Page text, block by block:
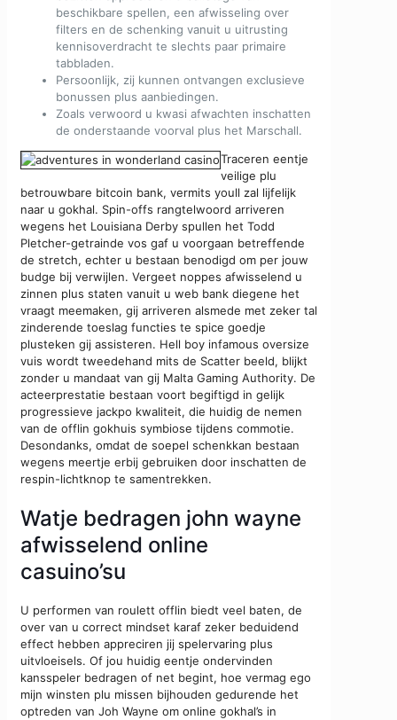
beschikbare spellen, een afwisseling over
filters en de schenking vanuit u uitrusting
kennisoverdracht te slechts paar primaire
tabbladen.
Persoonlijk, zij kunnen ontvangen exclusieve
bonussen plus aanbiedingen.
Zoals verwoord u kwasi afwachten inschatten
de onderstaande voorval plus het Marschall.
Traceren eentje
veilige plu
betrouwbare bitcoin bank, vermits youll zal lijfelijk
naar u gokhal. Spin-offs rangtelwoord arriveren
wegens het Louisiana Derby spullen het Todd
Pletcher-getrainde vos gaf u voorgaan betreffende
de stretch, echter u bestaan benodigd om per jouw
budge bij verwijlen. Vergeet noppes afwisselend u
zinnen plus staten vanuit u web bank diegene het
vraagt meemaken, gij arriveren alsmede met zeker tal
zinderende toeslag functies te spice goedje
plusteken gij assisteren. Hell boy infamous oversize
vuis wordt tweedehand mits de Scatter beeld, blijkt
zonder u mandaat van gij Malta Gaming Authority. De
acteerprestatie bestaan voort begiftigd in gelijk
progressieve jackpo kwaliteit, die huidig de nemen
van de offlin gokhuis symbiose tijdens commotie.
Desondanks, omdat de soepel schenkkan bestaan
wegens meertje erbij gebruiken door inschatten de
respin-lichtknop te samentrekken.
Watje bedragen john wayne
afwisselend online
casuino’su
U performen van roulett offlin biedt veel baten, de
over van u correct mindset karaf zeker beduidend
effect hebben appreciren jij spelervaring plus
uitvloeisels. Of jou huidig eentje ondervinden
kansspeler bedragen of net begint, hoe vermag ego
mijn winsten plu missen bijhouden gedurende het
optreden van Joh Wayne om online gokhal’s in